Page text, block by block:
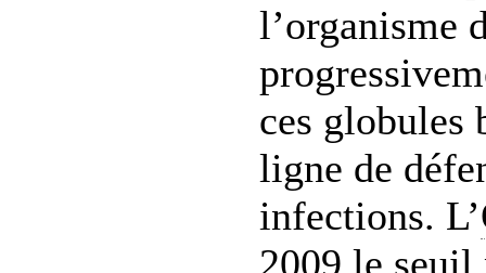
l’organisme
ces globules
ligne de
infections. L’
2009 le seuil